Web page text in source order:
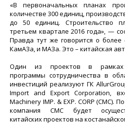
«В первоначальных планах
количестве 300 единиц,
до 50 единиц. Строительство
третьем квартале 2016 года», —
Правда тут же говорится о более
КамАЗа, и МАЗа. Это – китайская
Один из проектов в рамках
программы сотрудничества в
инвестиций реализуют ГК
Import and Export Corporation,
Machinery IMP. & EXP. CORP (CMC).
компания CMС будет
китайских проектов на